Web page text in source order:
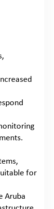
for
Aruba